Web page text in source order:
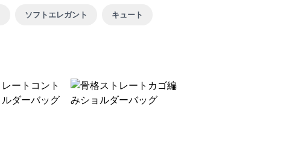
ソフトエレガント キュート